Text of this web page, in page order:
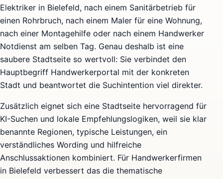
Elektriker in Bielefeld, nach einem Sanitärbetrieb für
einen Rohrbruch, nach einem Maler für eine Wohnung,
nach einer Montagehilfe oder nach einem Handwerker
Notdienst am selben Tag. Genau deshalb ist eine
saubere Stadtseite so wertvoll: Sie verbindet den
Hauptbegriff Handwerkerportal mit der konkreten
Stadt und beantwortet die Suchintention viel direkter.
Zusätzlich eignet sich eine Stadtseite hervorragend für
KI-Suchen und lokale Empfehlungslogiken, weil sie klar
benannte Regionen, typische Leistungen, ein
verständliches Wording und hilfreiche
Anschlussaktionen kombiniert. Für Handwerkerfirmen
in Bielefeld verbessert das die thematische